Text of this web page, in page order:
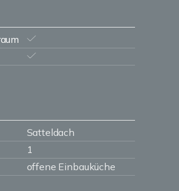
Satteldach
1
offene Einbauküche